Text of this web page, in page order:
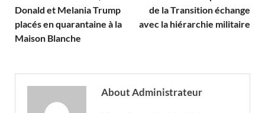
Donald et Melania Trump
placés en quarantaine à la
Maison Blanche
de la Transition échange
avec la hiérarchie militaire
About Administrateur